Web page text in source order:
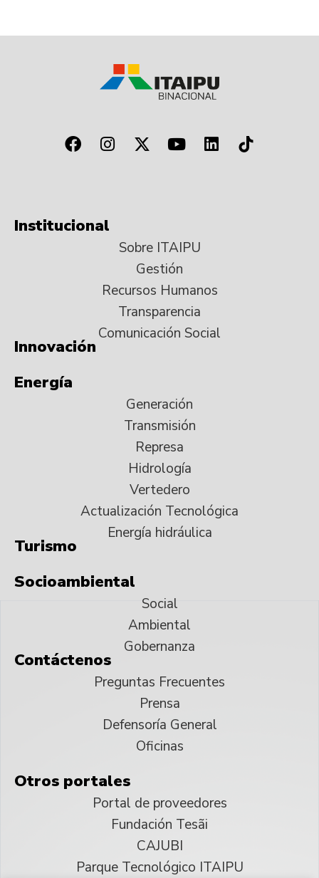
Institucional
Sobre ITAIPU
Gestión
Recursos Humanos
Transparencia
Comunicación Social
Innovación
Energía
Generación
Transmisión
Represa
Hidrología
Vertedero
Actualización Tecnológica
Energía hidráulica
Turismo
Socioambiental
Social
Ambiental
Gobernanza
Contáctenos
Preguntas Frecuentes
Prensa
Defensoría General
Oficinas
Otros portales
Portal de proveedores
Fundación Tesãi
CAJUBI
Parque Tecnológico ITAIPU